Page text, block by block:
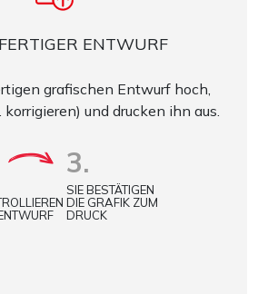
ENTWURF
grafischen Entwurf hoch,
und drucken ihn aus.
3.
SIE BESTÄTIGEN
DIE GRAFIK ZUM
DRUCK